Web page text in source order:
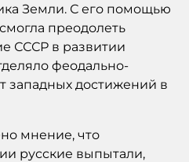
Земли. С его помощью
преодолеть
СССР в развитии
феодально-
западных достижений в
мнение, что
русские выпытали,